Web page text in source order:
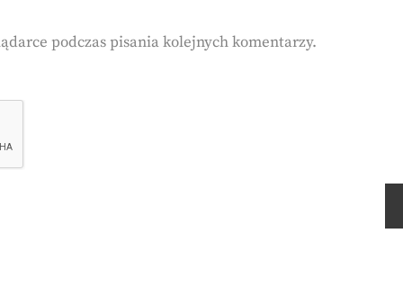
podczas pisania kolejnych komentarzy.